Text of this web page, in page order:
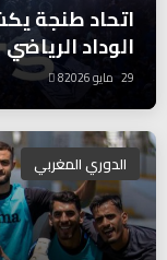
اتحاد طنجة
الوداد الرياضي
29 مايو 2026 8
الدوري المغربي